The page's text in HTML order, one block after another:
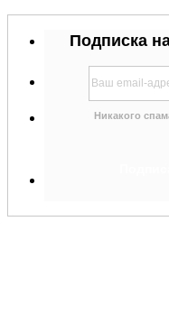
Подписка
Никакого